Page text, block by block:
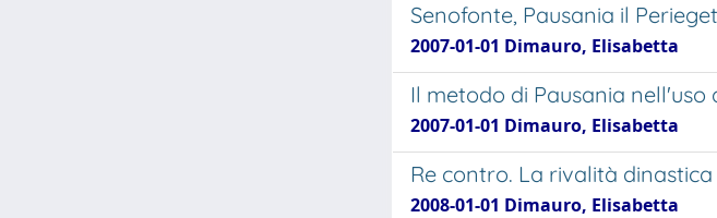
Senofonte, Pausania il
2007-01-01 Dimauro, Elisabetta
Il metodo di Pausania nell'uso
2007-01-01 Dimauro, Elisabetta
Re contro. La rivalità
2008-01-01 Dimauro, Elisabetta